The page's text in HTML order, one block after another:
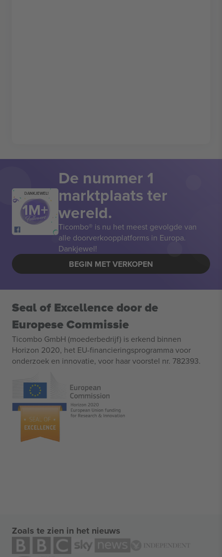
DANKJEWEL!
De nummer 1
marktplaats ter
wereld.
Ticombo® is nu het meest gevolgde van
alle doorverkoopplatforms in Europa.
Dankjewel!
BEGIN MET VERKOPEN
Seal of Excellence door de
Europese Commissie
Ticombo GmbH (moederbedrijf) is erkend binnen
Horizon 2020, het EU-financieringsprogramma voor
onderzoek en innovatie, voor haar voorstel nr. 782393.
Zoals te zien in het nieuws